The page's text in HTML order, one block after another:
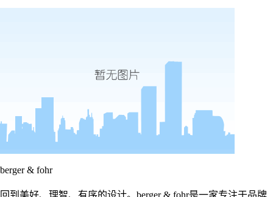
berger & fohr
回到美好、理智、有序的设计。berger & fohr是一家专注于品牌